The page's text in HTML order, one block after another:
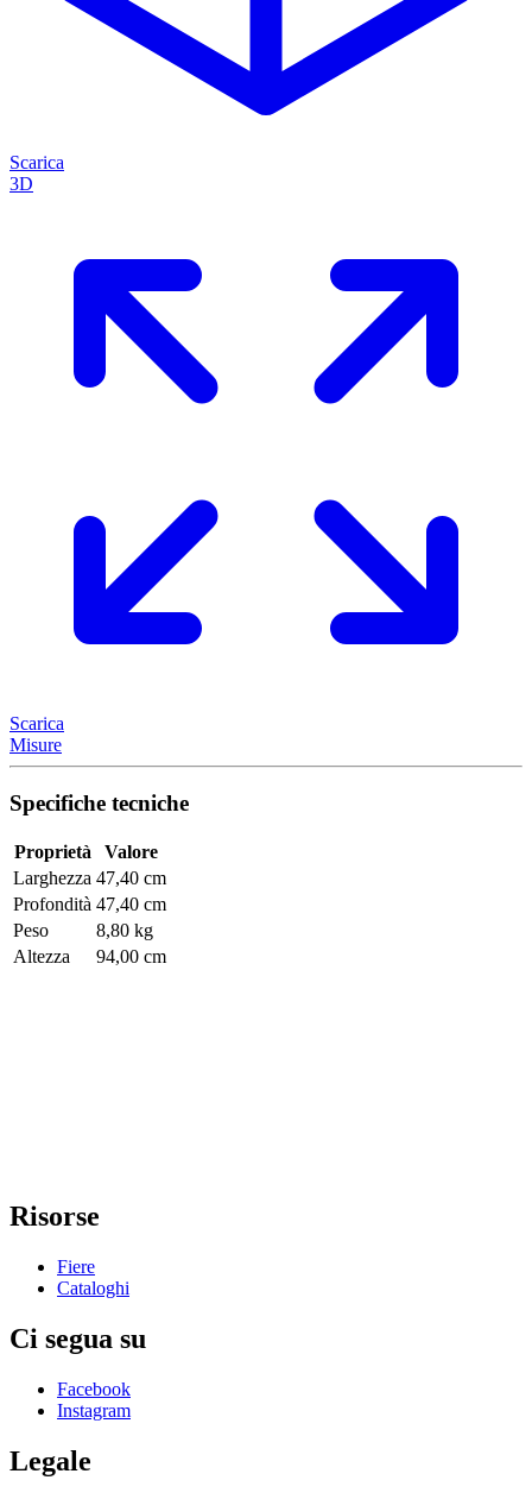
Scarica
3D
Scarica
Misure
Specifiche tecniche
Proprietà
Valore
Larghezza 47,40 cm
Profondità 47,40 cm
Peso
8,80 kg
Altezza
94,00 cm
Risorse
Fiere
Cataloghi
Ci segua su
Facebook
Instagram
Legale